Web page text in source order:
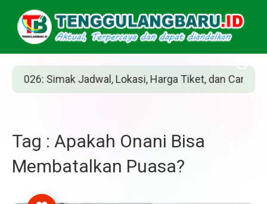
Simak Jadwal, Lokasi, Harga Tiket, dan Cara Belinya
Tag : Apakah Onani Bisa
Membatalkan Puasa?